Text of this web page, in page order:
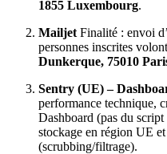
1855 Luxembourg.
Mailjet Finalité : envoi
personnes inscrites
Dunkerque, 75010
Sentry (UE) –
performance technique,
Dashboard (pas du
stockage en région UE
(scrubbing/filtrage).